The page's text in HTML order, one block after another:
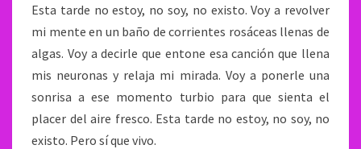
Esta tarde no estoy, no soy, no existo. Voy a revolver
mi mente en un baño de corrientes rosáceas llenas de
algas. Voy a decirle que entone esa canción que llena
mis neuronas y relaja mi mirada. Voy a ponerle una
sonrisa a ese momento turbio para que sienta el
placer del aire fresco. Esta tarde no estoy, no soy, no
existo. Pero sí que vivo.